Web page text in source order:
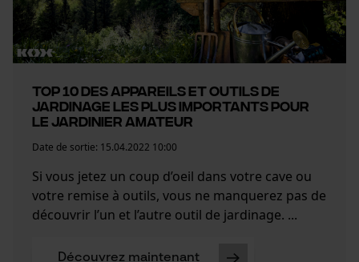
Top 10 des appareils et outils de
jardinage les plus importants pour
le jardinier amateur
Date de sortie: 15.04.2022 10:00
Si vous jetez un coup d’oeil dans votre cave ou
votre remise à outils, vous ne manquerez pas de
découvrir l’un et l’autre outil de jardinage. ...
Découvrez maintenant